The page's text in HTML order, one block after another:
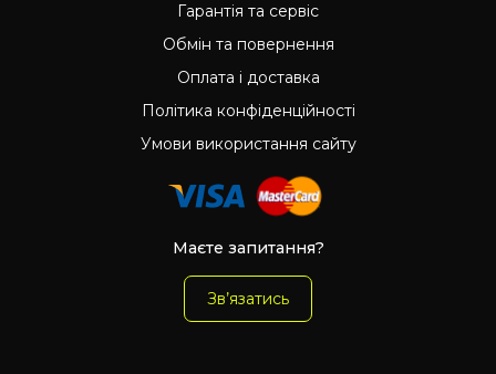
Гарантія та сервіс
Обмін та повернення
Оплата і доставка
Політика конфіденційності
Умови використання сайту
Маєте запитання?
Зв’язатись